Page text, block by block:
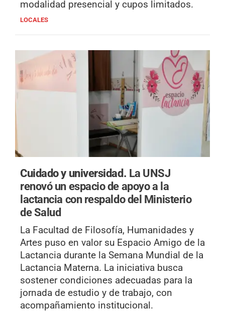
modalidad presencial y cupos limitados.
LOCALES
Cuidado y universidad. La UNSJ
renovó un espacio de apoyo a la
lactancia con respaldo del Ministerio
de Salud
La Facultad de Filosofía, Humanidades y
Artes puso en valor su Espacio Amigo de la
Lactancia durante la Semana Mundial de la
Lactancia Materna. La iniciativa busca
sostener condiciones adecuadas para la
jornada de estudio y de trabajo, con
acompañamiento institucional.